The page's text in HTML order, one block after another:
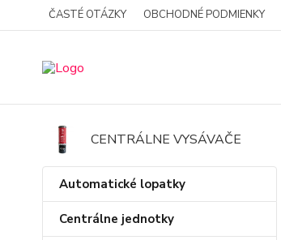
ČASTÉ OTÁZKY OBCHODNÉ PODMIENKY
CENTRÁLNE VYSÁVAČE
Automatické lopatky
Centrálne jednotky